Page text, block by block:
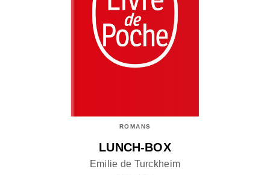
ROMANS
LUNCH-BOX
Emilie de Turckheim